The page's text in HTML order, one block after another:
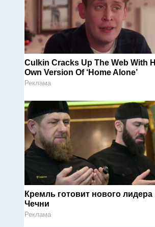
Culkin Cracks Up The Web With
Own Version Of ‘Home Alone’
Реклама
Кремль готовит нового лидера
Чечни
Реклама